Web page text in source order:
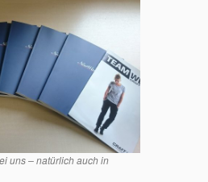
uns – natürlich auch in